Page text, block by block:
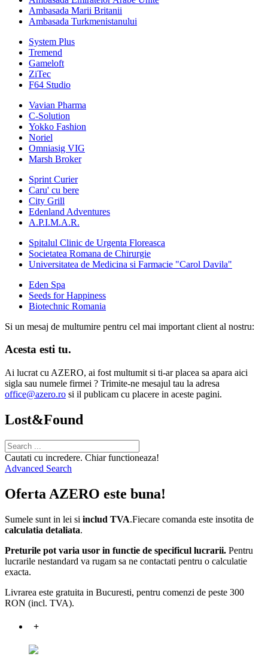
Ambasada Marii Britanii
Ambasada Turkmenistanului
System Plus
Tremend
Gameloft
ZiTec
F64 Studio
Vavian Pharma
C-Solution
Yokko Fashion
Noriel
Omniasig VIG
Marsh Broker
Sprint Curier
Caru' cu bere
City Grill
Edenland Adventures
A.P.I.M.A.R.
Spitalul Clinic de Urgenta Floreasca
Societatea Romana de Chirurgie
Universitatea de Medicina si Farmacie "Carol Davila"
Eden Spa
Seeds for Happiness
Biotechnic Romania
Si un mesaj de multumire pentru cel mai important client al nostru:
Acesta esti tu.
Ai lucrat cu AZERO, ai fost multumit si ti-ar placea sa apara aici
sigla sau numele firmei ? Trimite-ne mesajul tau la adresa
office@azero.ro si il publicam cu placere in aceste pagini.
Lost&Found
Cautati cu incredere. Chiar functioneaza!
Advanced Search
Oferta AZERO este buna!
Sumele sunt in lei si includ TVA.Fiecare comanda este insotita de
calculatia detaliata.
Preturile pot varia usor in functie de specificul lucrarii. Pentru
lucrarile nestandard va rugam sa ne contactati pentru o calculatie
exacta.
Livrarea este gratuita in Bucuresti, pentru comenzi de peste 300
RON (incl. TVA).
+